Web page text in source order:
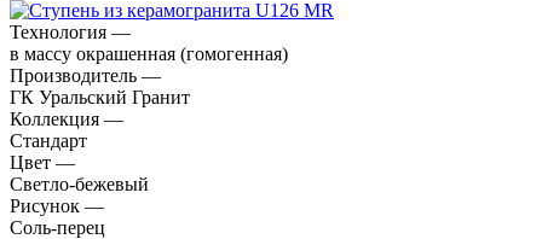
Технология —
в массу окрашенная (гомогенная)
Производитель —
ГК Уральский Гранит
Коллекция —
Стандарт
Цвет —
Светло-бежевый
Рисунок —
Соль-перец